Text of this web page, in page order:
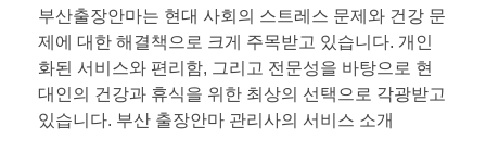
부산출장안마는 현대 사회의 스트레스 문제와 건강 문
제에 대한 해결책으로 크게 주목받고 있습니다. 개인
화된 서비스와 편리함, 그리고 전문성을 바탕으로 현
대인의 건강과 휴식을 위한 최상의 선택으로 각광받고
있습니다. 부산 출장안마 관리사의 서비스 소개